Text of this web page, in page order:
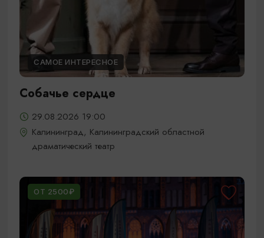
САМОЕ ИНТЕРЕСНОЕ
Собачье сердце
29.08.2026 19:00
Калининград, Калининградский областной
драматический театр
ОТ 2500₽